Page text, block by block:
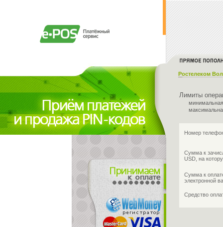
Ростелеком
Лимиты
Номер
Сумма к
USD, на
Сумма к
электронной
Средство